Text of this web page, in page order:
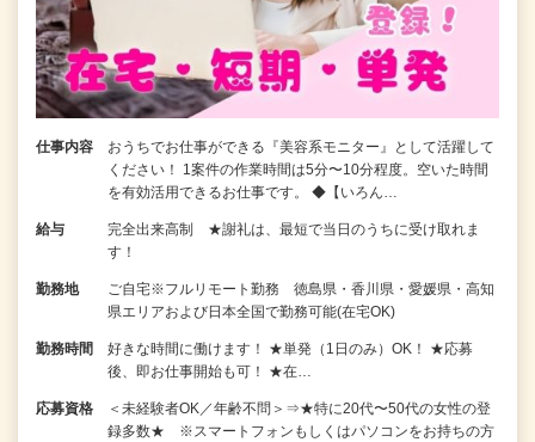
仕事内容
おうちでお仕事ができる『美容系モニター』として活躍して
ください！ 1案件の作業時間は5分〜10分程度。空いた時間
を有効活用できるお仕事です。 ◆【いろん…
給与
完全出来高制 ★謝礼は、最短で当日のうちに受け取れま
す！
勤務地
ご自宅※フルリモート勤務 徳島県・香川県・愛媛県・高知
県エリアおよび日本全国で勤務可能(在宅OK)
勤務時間
好きな時間に働けます！ ★単発（1日のみ）OK！ ★応募
後、即お仕事開始も可！ ★在…
応募資格
＜未経験者OK／年齢不問＞⇒★特に20代〜50代の女性の登
録多数★ ※スマートフォンもしくはパソコンをお持ちの方